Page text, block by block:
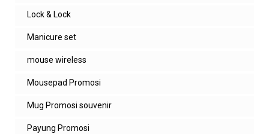
Lock & Lock
Manicure set
mouse wireless
Mousepad Promosi
Mug Promosi souvenir
Payung Promosi